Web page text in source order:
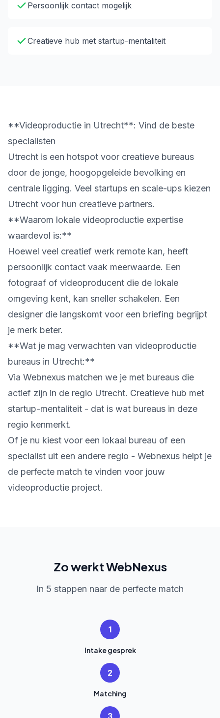
Persoonlijk contact mogelijk
Creatieve hub met startup-mentaliteit
**Videoproductie in Utrecht**: Vind de beste
specialisten
Utrecht is een hotspot voor creatieve bureaus
door de jonge, hoogopgeleide bevolking en
centrale ligging. Veel startups en scale-ups kiezen
Utrecht voor hun creatieve partners.
**Waarom lokale videoproductie expertise
waardevol is:**
Hoewel veel creatief werk remote kan, heeft
persoonlijk contact vaak meerwaarde. Een
fotograaf of videoproducent die de lokale
omgeving kent, kan sneller schakelen. Een
designer die langskomt voor een briefing begrijpt
je merk beter.
**Wat je mag verwachten van videoproductie
bureaus in Utrecht:**
Via Webnexus matchen we je met bureaus die
actief zijn in de regio Utrecht. Creatieve hub met
startup-mentaliteit - dat is wat bureaus in deze
regio kenmerkt.
Of je nu kiest voor een lokaal bureau of een
specialist uit een andere regio - Webnexus helpt je
de perfecte match te vinden voor jouw
videoproductie project.
Zo werkt WebNexus
In 5 stappen naar de perfecte match
1
Intake gesprek
2
Matching
3